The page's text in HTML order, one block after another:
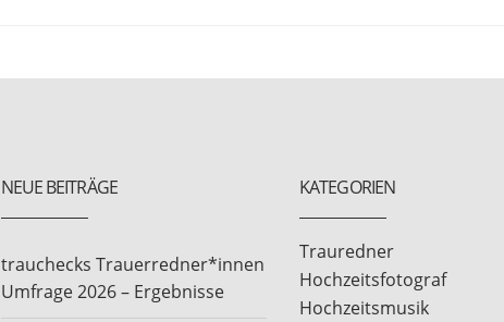
NEUE BEITRÄGE
trauchecks Trauerredner*innen
Umfrage 2026 – Ergebnisse
KATEGORIEN
Trauredner
Hochzeitsfotograf
Hochzeitsmusik